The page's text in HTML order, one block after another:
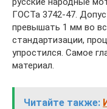
ГОСТа 3742-47.
превышать 1 мм во
стандартизации,
упростился. Самое
материал.
Читайте также: